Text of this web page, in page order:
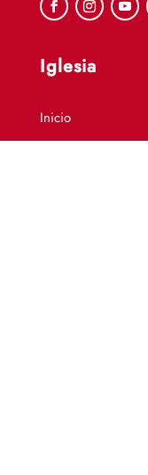
Iglesia
Inicio